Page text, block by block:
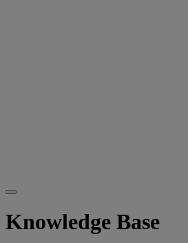
Knowledge Base